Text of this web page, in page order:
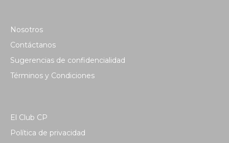
Nosotros
Contáctanos
Sugerencias de confidencialidad
Términos y Condiciones
El Club CP
Política de privacidad